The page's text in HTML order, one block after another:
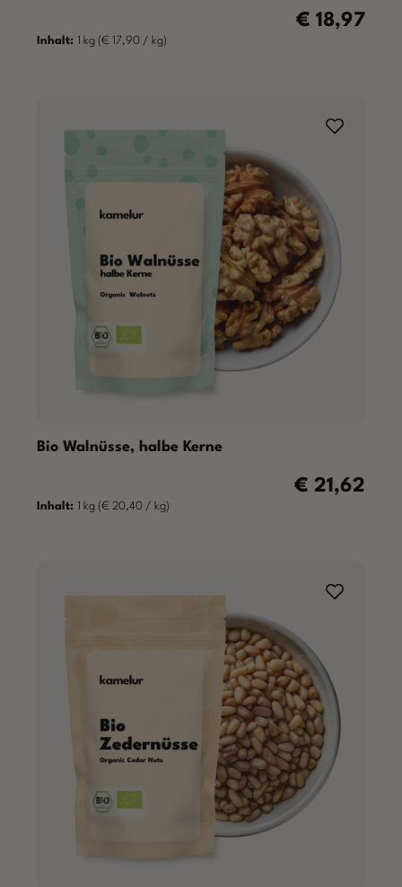
Regulärer
€ 18,97
Inhalt: 1 kg (€ 17,90 / kg)
Bio Walnüsse, halbe Kerne
Regulärer
€ 21,62
Inhalt: 1 kg (€ 20,40 / kg)